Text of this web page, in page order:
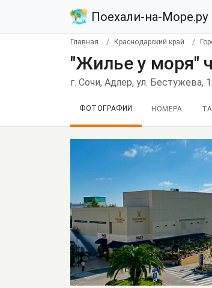
Поехали-на-Море.ру
Главная Краснодарский край
"Жилье у моря"
г. Сочи, Адлер, ул. Бестужева,
ФОТОГРАФИИ НОМЕРА